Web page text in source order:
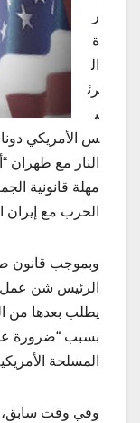
ر
ة
ال
رئ
ي
س الأمريكي
النار مع طهران
مهلة قانونية
الحرب مع إيران التي
بسبب “ضرورة
المسلحة
وفي وقت سابق،